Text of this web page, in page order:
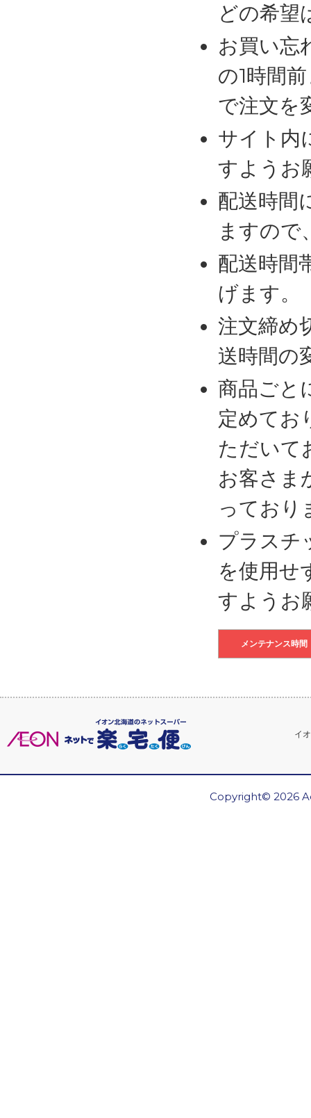
どの希望
お買い忘
の1時間
で注文を
サイト内
すようお
配送時間
ますので
配送時間
げます。
注文締め
送時間の
商品ごと
定めてお
ただいて
お客さま
っており
プラスチ
を使用せ
すようお
メンテナンス時間
イ
Copyright© 2026